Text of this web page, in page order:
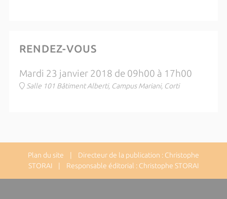
RENDEZ-VOUS
Mardi 23 janvier 2018 de 09h00 à 17h00
Salle 101 Bâtiment Alberti, Campus Mariani, Corti
Plan du site | Directeur de la publication : Christophe
STORAI | Responsable éditorial : Christophe STORAI